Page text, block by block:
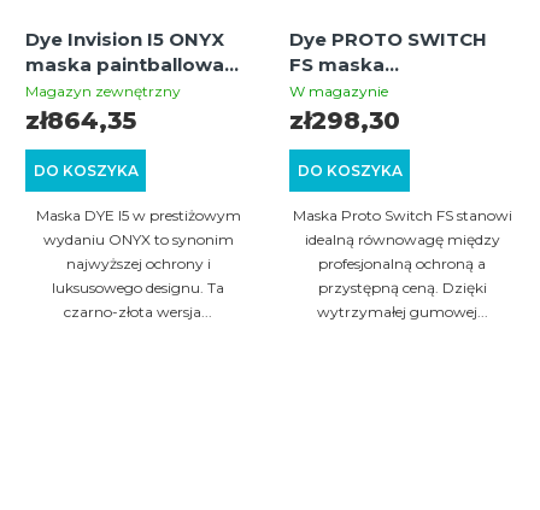
Dye Invision I5 ONYX
maska paintballowa
thermal (czarno-złota)
Magazyn zewnętrzny
DO KOSZYKA
zł864,35
Maska DYE I5 w prestiżowym
wydaniu ONYX to synonim
najwyższej ochrony i
luksusowego designu. Ta
czarno-złota wersja...
Dye PROTO SWITCH
FS maska
paintballowa thermal –
tan
W magazynie
DO KOSZYKA
zł298,30
Maska Proto Switch FS stanowi
idealną równowagę między
profesjonalną ochroną a
przystępną ceną. Dzięki
wytrzymałej gumowej...